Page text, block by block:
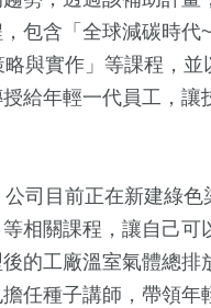
包含「全球減碳時
略與實作」等課程，
給年輕一代員工，
司目前正在新建綠
等相關課程，讓自己
的工廠溫室氣體總
任種子講師，帶領年
+
醫療
526+
旅遊
流專區